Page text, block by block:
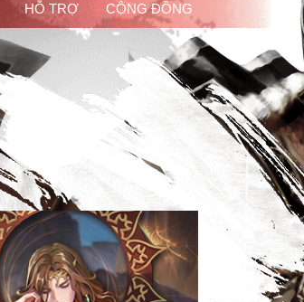
HỖ TRỢ CỘNG ĐỒNG